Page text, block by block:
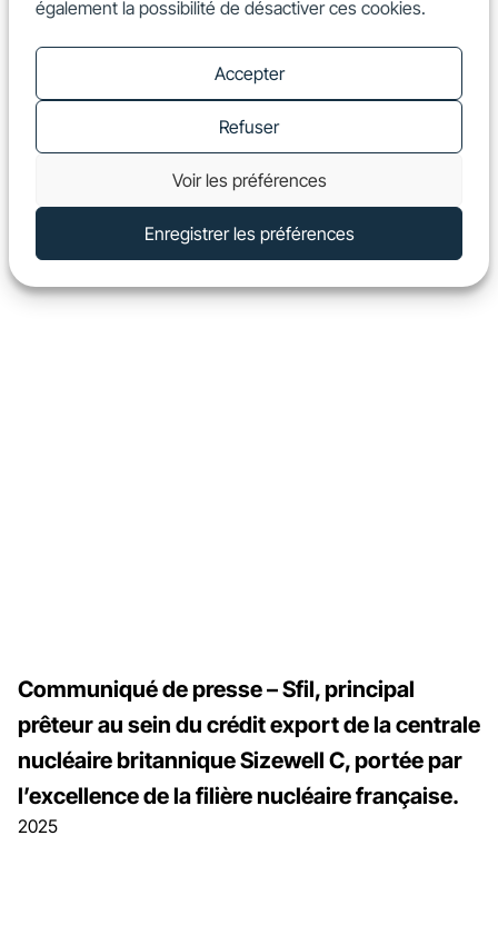
également la possibilité de désactiver ces cookies.
Accepter
Refuser
Voir les préférences
Enregistrer les préférences
2025
Communiqué de presse – Sfil, principal
prêteur au sein du crédit export de la centrale
nucléaire britannique Sizewell C, portée par
l’excellence de la filière nucléaire française.